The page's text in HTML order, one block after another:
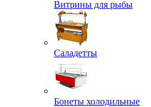
Витрины для рыбы
Саладетты
Бонеты холодильные